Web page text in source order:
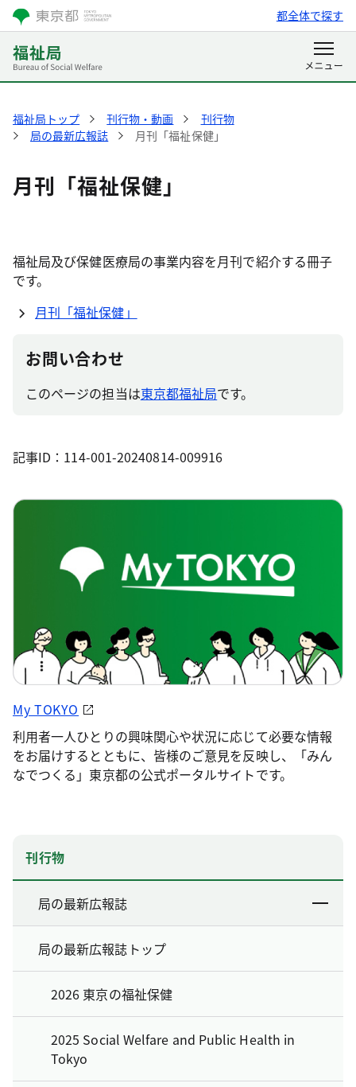
都全体で探す
福祉局トップ 刊行物・動画​
刊行物
局の最新広報誌
月刊「福祉保健」
月刊「福祉保健」
福祉局及び保健医療局の事業内容を月刊で紹介する冊子
です。
月刊「福祉保健」
お問い合わせ
このページの担当は東京都福祉局です。
記事ID：114-001-20240814-009916
My TOKYO
利用者一人ひとりの興味関心や状況に応じて必要な情報
をお届けするとともに、皆様のご意見を反映し、「みん
なでつくる」東京都の公式ポータルサイトです。
刊行物
局の最新広報誌
局の最新広報誌トップ
2026 東京の福祉保健
2025 Social Welfare and Public Health in
Tokyo